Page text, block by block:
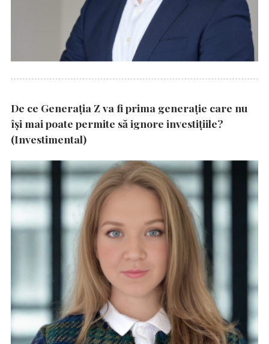
De ce Generația Z va fi prima generație care nu
își mai poate permite să ignore investițiile?
(Investimental)